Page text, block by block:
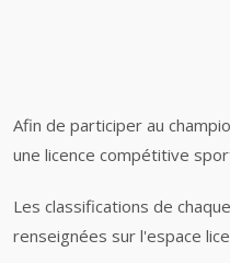
Afin de participer au
une licence compétitive
Les classifications de
renseignées sur l'espace